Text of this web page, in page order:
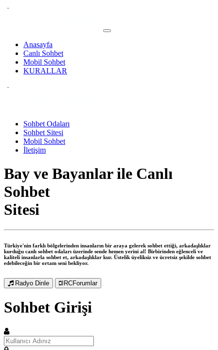
Anasayfa
Canlı Sohbet
Mobil Sohbet
KURALLAR
Sohbet Odaları
Sohbet Sitesi
Mobil Sohbet
İletişim
Bay ve Bayanlar ile Canlı
Sohbet
Sitesi
Türkiye'nin farklı bölgelerinden insanların bir araya gelerek sohbet ettiği, arkadaşlıklar
kurduğu canlı sohbet odaları üzerinde sende hemen yerini al! Birbirinden eğlenceli ve
kaliteli insanlarla sohbet et, arkadaşlıklar kur. Üstelik üyeliksiz ve ücretsiz şekilde sohbet
edebileceğin bir ortam seni bekliyor.
Radyo Dinle IRCForumlar
Sohbet Girişi